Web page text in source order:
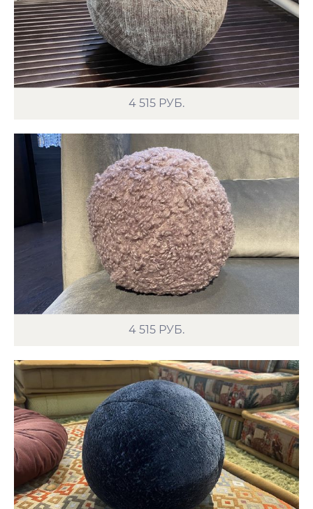
4 515 РУБ.
4 515 РУБ.